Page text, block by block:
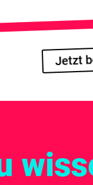
Jetzt